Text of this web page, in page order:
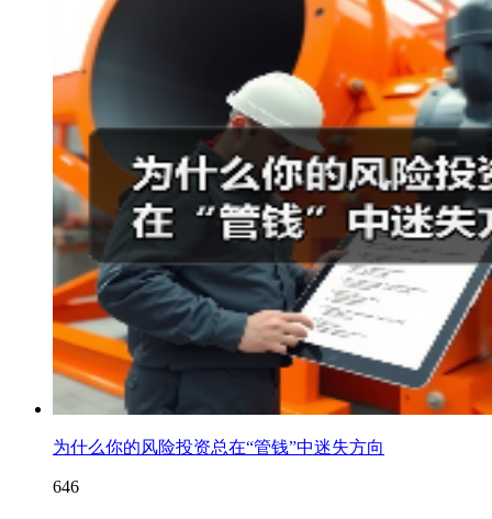
为什么你的风险投资总在“管钱”中迷失方向
646